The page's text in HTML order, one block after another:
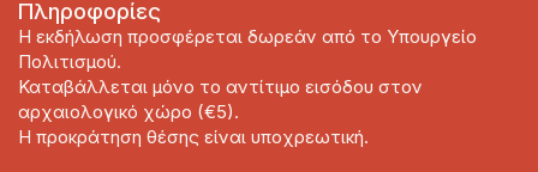
Πληροφορίες
Η εκδήλωση προσφέρεται δωρεάν από το Υπουργείο
Πολιτισμού.
Καταβάλλεται μόνο το αντίτιμο εισόδου στον
αρχαιολογικό χώρο (€5).
Η προκράτηση θέσης είναι υποχρεωτική.